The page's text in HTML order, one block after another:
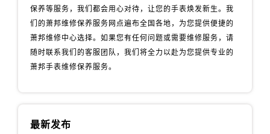
保养等服务，我们都会用心对待，让您的手表焕发新生。我
们的萧邦维修保养服务网点遍布全国各地，为您提供便捷的
萧邦维修中心选择。如果您有任何问题或需要维修服务，请
随时联系我们的客服团队，我们将全力以赴为您提供专业的
萧邦手表维修保养服务。
最新发布